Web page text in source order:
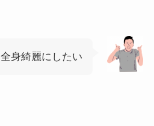
全身綺麗にしたい